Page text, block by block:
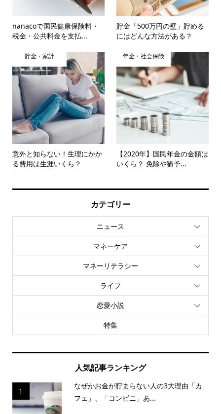
nanacoで国民健康保険料・
税金・公共料金を支払...
貯金「500万円の壁」貯める
にはどんな方法がある？
貯金・家計
意外と知らない！生理にかか
る費用は生涯いくら？
年金・社会保険
【2020年】国民年金の金額は
いくら？ 免除や猶予...
カテゴリー
ニュース
マネーケア
マネーリテラシー
ライフ
恋愛小説
特集
人気記事ランキング
1
なぜかお金が貯まらない人の3大理由「カ
フェ」、「コンビニ」あ...